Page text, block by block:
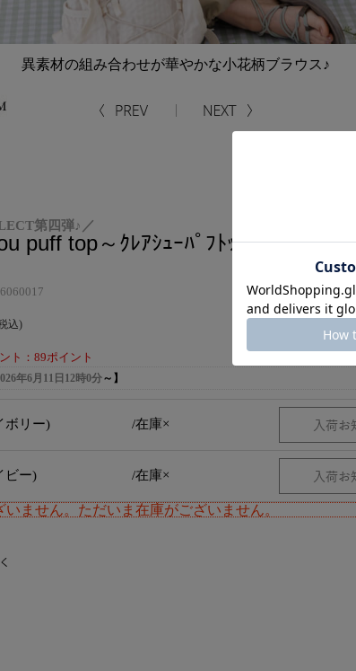
異素材の組み合わせが華やかな小花柄ブラウス♪
第四弾♪／
puff top～ｸﾚｱｼｭｰﾊﾟﾌﾄｯﾌﾟ
込)
ト：89ポイント
年6月11日12時0分～】
ボリー) /在庫×
ビー) /在庫×
いません。ただいま在庫がございません。